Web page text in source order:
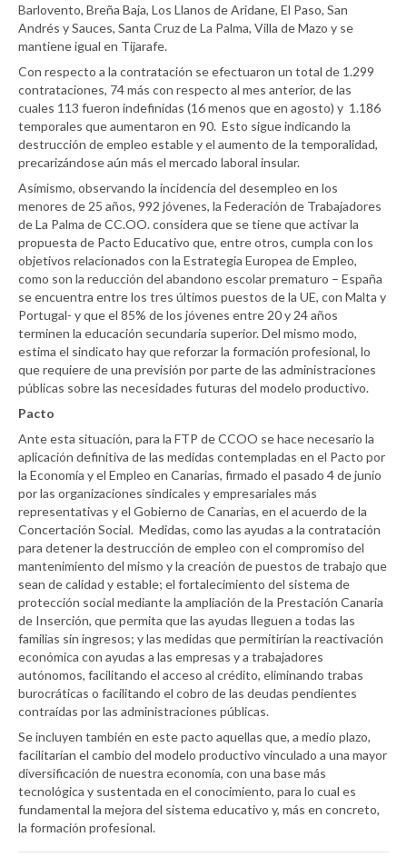
Barlovento, Breña Baja, Los Llanos de Aridane, El Paso, San
Andrés y Sauces, Santa Cruz de La Palma, Villa de Mazo y se
mantiene igual en Tijarafe.
Con respecto a la contratación se efectuaron un total de 1.299
contrataciones, 74 más con respecto al mes anterior, de las
cuales 113 fueron indefinidas (16 menos que en agosto) y 1.186
temporales que aumentaron en 90. Esto sigue indicando la
destrucción de empleo estable y el aumento de la temporalidad,
precarizándose aún más el mercado laboral insular.
Asímismo, observando la incidencia del desempleo en los
menores de 25 años, 992 jóvenes, la Federación de Trabajadores
de La Palma de CC.OO. considera que se tiene que activar la
propuesta de Pacto Educativo que, entre otros, cumpla con los
objetivos relacionados con la Estrategia Europea de Empleo,
como son la reducción del abandono escolar prematuro – España
se encuentra entre los tres últimos puestos de la UE, con Malta y
Portugal- y que el 85% de los jóvenes entre 20 y 24 años
terminen la educación secundaria superior. Del mismo modo,
estima el sindicato hay que reforzar la formación profesional, lo
que requiere de una previsión por parte de las administraciones
públicas sobre las necesidades futuras del modelo productivo.
Pacto
Ante esta situación, para la FTP de CCOO se hace necesario la
aplicación definitiva de las medidas contempladas en el Pacto por
la Economía y el Empleo en Canarias, firmado el pasado 4 de junio
por las organizaciones sindicales y empresariales más
representativas y el Gobierno de Canarias, en el acuerdo de la
Concertación Social. Medidas, como las ayudas a la contratación
para detener la destrucción de empleo con el compromiso del
mantenimiento del mismo y la creación de puestos de trabajo que
sean de calidad y estable; el fortalecimiento del sistema de
protección social mediante la ampliación de la Prestación Canaria
de Inserción, que permita que las ayudas lleguen a todas las
familias sin ingresos; y las medidas que permitirían la reactivación
económica con ayudas a las empresas y a trabajadores
autónomos, facilitando el acceso al crédito, eliminando trabas
burocráticas o facilitando el cobro de las deudas pendientes
contraídas por las administraciones públicas.
Se incluyen también en este pacto aquellas que, a medio plazo,
facilitarían el cambio del modelo productivo vinculado a una mayor
diversificación de nuestra economía, con una base más
tecnológica y sustentada en el conocimiento, para lo cual es
fundamental la mejora del sistema educativo y, más en concreto,
la formación profesional.